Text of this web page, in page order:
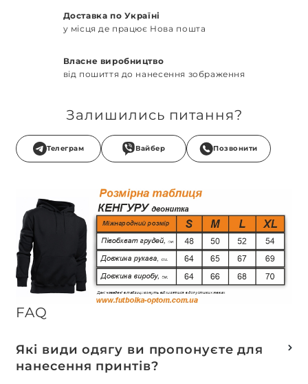
Доставка по Україні
у місця де працює Нова пошта
Власне виробництво
від пошиття до нанесення зображення
Залишились питання?
Телеграм Вайбер Позвонити
FAQ
Які види одягу ви пропонуєте для
нанесення принтів?